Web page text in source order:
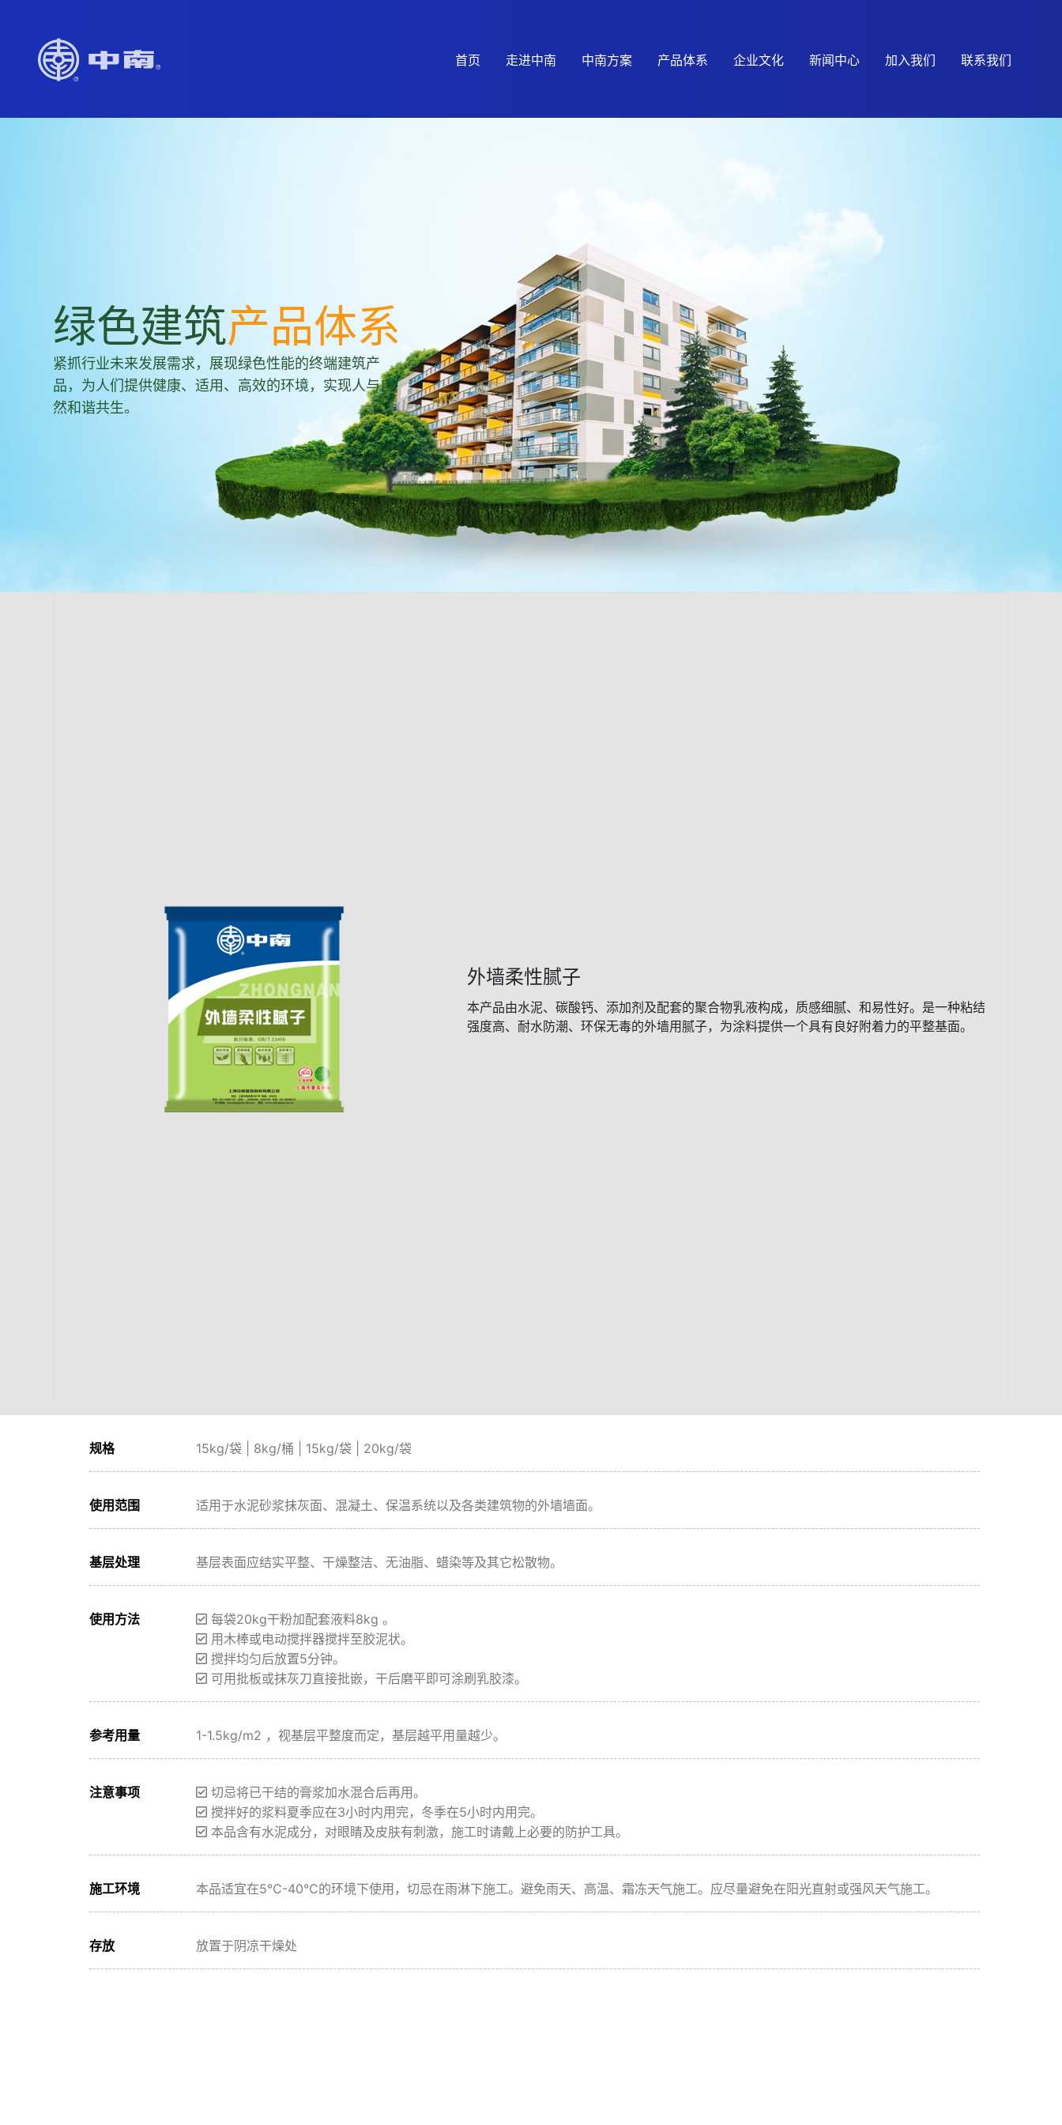
首页 走进中南 中南方案 产品体系 企业文化 新闻中心 加入我们 联系我们
绿色建筑产品体系
紧抓行业未来发展需求，展现绿色性能的终端建筑产
品，为人们提供健康、适用、高效的环境，实现人与自
然和谐共生。
外墙柔性腻子
本产品由水泥、碳酸钙、添加剂及配套的聚合物乳液构成，质感细腻、和易性好。是一种粘结
强度高、耐水防潮、环保无毒的外墙用腻子，为涂料提供一个具有良好附着力的平整基面。
规格 15kg/袋 | 8kg/桶 | 15kg/袋 | 20kg/袋
使用范围 适用于水泥砂浆抹灰面、混凝土、保温系统以及各类建筑物的外墙墙面。
基层处理 基层表面应结实平整、干燥整洁、无油脂、蜡染等及其它松散物。
使用方法
每袋20kg干粉加配套液料8kg 。
用木棒或电动搅拌器搅拌至胶泥状。
搅拌均匀后放置5分钟。
可用批板或抹灰刀直接批嵌，干后磨平即可涂刷乳胶漆。
参考用量 1-1.5kg/m2 ，视基层平整度而定，基层越平用量越少。
注意事项
切忌将已干结的膏浆加水混合后再用。
搅拌好的浆料夏季应在3小时内用完，冬季在5小时内用完。
本品含有水泥成分，对眼睛及皮肤有刺激，施工时请戴上必要的防护工具。
施工环境 本品适宜在5℃-40℃的环境下使用，切忌在雨淋下施工。避免雨天、高温、霜冻天气施工。应尽量避免在阳光直射或强风天气施工。
存放 放置于阴凉干燥处